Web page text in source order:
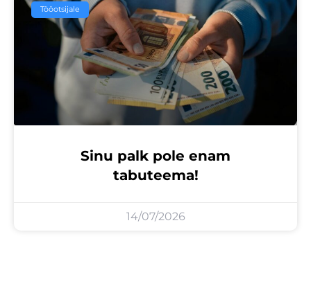
Tööotsijale
Sinu palk pole enam
tabuteema!
14/07/2026